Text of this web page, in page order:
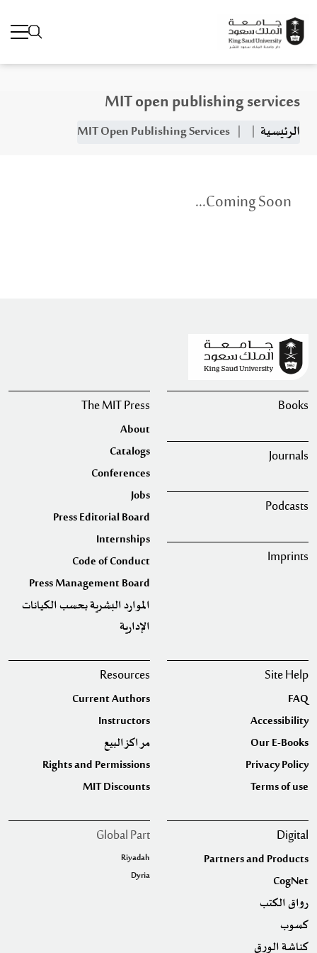
Skip to main content
MIT open publishing services
Breadcrumb
الرئيسية
Coming Soon...
Books
Journals
Podcasts
Imprints
The MIT Press
About
Catalogs
Conferences
Jobs
Press Editorial Board
Internships
Code of Conduct
Press Management Board
الموارد البشرية بحسب الكيانات
الإدارية
Site Help
FAQ
Accessibility
Our E-Books
Privacy Policy
Terms of use
Resources
Current Authors
Instructors
مراكز البيع
Rights and Permissions
MIT Discounts
Digital
Partners and Products
CogNet
رواق الكتب
كسوب
كناشة الورق
Global Part
Riyadah
Dyria